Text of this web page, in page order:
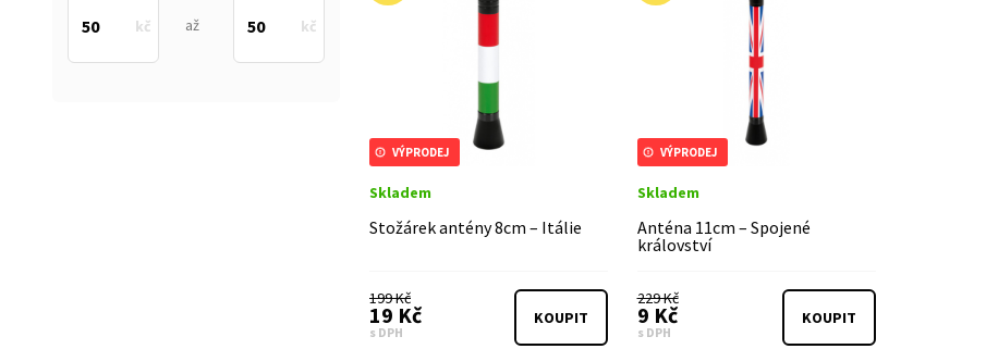
až
VÝPRODEJ
Skladem
Stožárek antény 8cm – Itálie
199 Kč
19 Kč
s DPH
KOUPIT
VÝPRODEJ
Skladem
Anténa 11cm – Spojené
království
229 Kč
9 Kč
s DPH
KOUPIT